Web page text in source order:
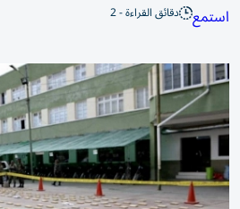
استمع دقائق القراءة - 2